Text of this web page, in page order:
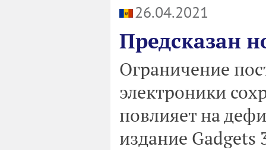
26.04.2021
Предсказан
Ограничение
электроники
повлияет на
издание Gadgets